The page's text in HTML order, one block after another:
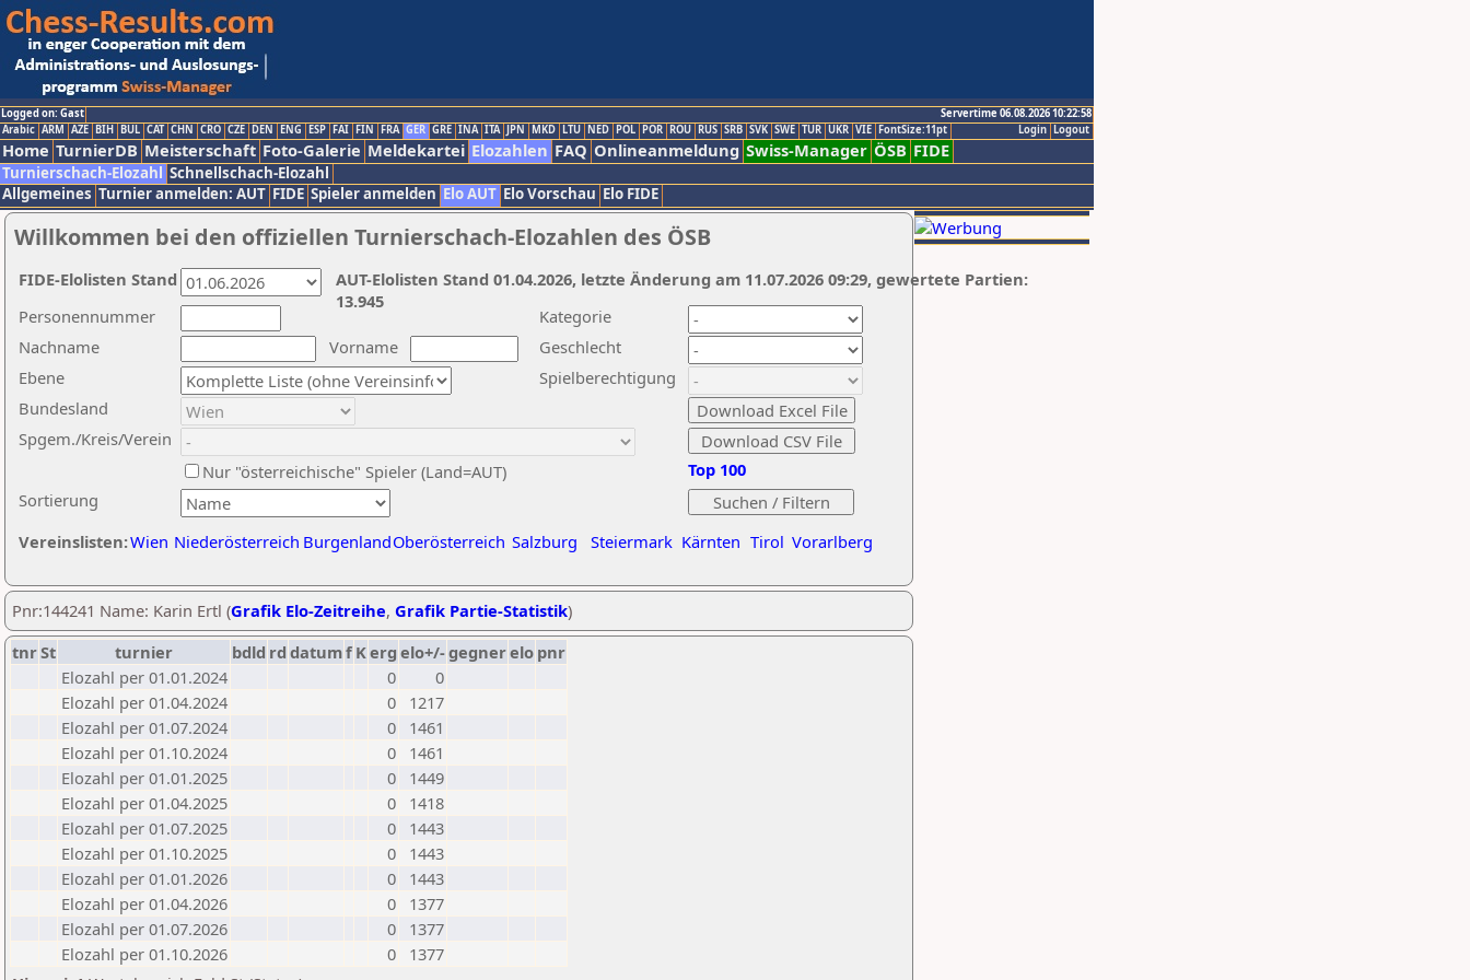
Logged on: Gast
Servertime 06.08.2026 10:22:58
Logout
Login
Arabic ARM AZE BIH BUL CAT CHN CRO CZE DEN ENG ESP FAI FIN FRA GER GRE INA ITA JPN MKD LTU NED POL POR ROU RUS SRB SVK SWE TUR UKR VIE FontSize:11pt
Home TurnierDB Meisterschaft Foto-Galerie Meldekartei Elozahlen FAQ Onlineanmeldung Swiss-Manager ÖSB FIDE
Turnierschach-Elozahl Schnellschach-Elozahl
Allgemeines Turnier anmelden: AUT FIDE Spieler anmelden Elo AUT Elo Vorschau Elo FIDE
Willkommen bei den offiziellen Turnierschach-Elozahlen des ÖSB
Nachname
Vorname
Ebene
Kategorie
Sortierung
Personennummer
Bundesland
Spgem./Kreis/Verein
Geschlecht
Nur "österreichische" Spieler (Land=AUT)
Spielberechtigung
Vereinslisten:Wien Niederösterreich BurgenlandOberösterreich Salzburg Steiermark Kärnten Tirol Vorarlberg
Top 100
AUT-Elolisten Stand 01.04.2026, letzte Änderung am 11.07.2026 09:29, gewertete Partien:
13.945
FIDE-Elolisten Stand
Pnr:144241 Name: Karin Ertl (Grafik Elo-Zeitreihe, Grafik Partie-Statistik)
tnrSt turnier bdld rd datumf Kerg elo+/-gegnerelo pnr
Elozahl per 01.01.2024
0
0
Elozahl per 01.04.2024
0
1217
Elozahl per 01.07.2024
0
1461
Elozahl per 01.10.2024
0
1461
Elozahl per 01.01.2025
0
1449
Elozahl per 01.04.2025
0
1418
Elozahl per 01.07.2025
0
1443
Elozahl per 01.10.2025
0
1443
Elozahl per 01.01.2026
0
1443
Elozahl per 01.04.2026
0
1377
Elozahl per 01.07.2026
0
1377
Elozahl per 01.10.2026
0
1377